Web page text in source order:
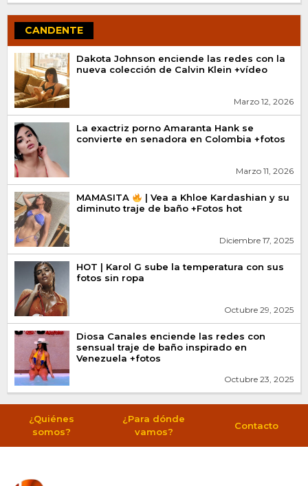
CANDENTE
Dakota Johnson enciende las redes con la
nueva colección de Calvin Klein +vídeo
Marzo 12, 2026
La exactriz porno Amaranta Hank se
convierte en senadora en Colombia +fotos
Marzo 11, 2026
MAMASITA
| Vea a Khloe Kardashian y su
diminuto traje de baño +Fotos hot
Diciembre 17, 2025
HOT | Karol G sube la temperatura con sus
fotos sin ropa
Octubre 29, 2025
Diosa Canales enciende las redes con
sensual traje de baño inspirado en
Venezuela +fotos
Octubre 23, 2025
¿Quiénes
somos?
¿Para dónde
vamos?
Contacto